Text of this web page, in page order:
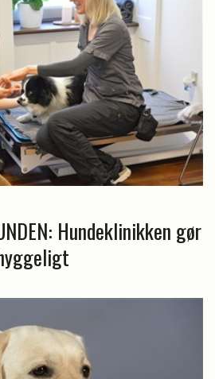
Hundeklinikken gør